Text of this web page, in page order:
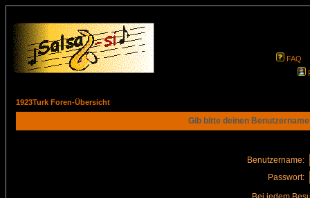
FAQ
1923Turk Foren-Übersicht
Gib bitte deinen
Benutzername:
Passwort: